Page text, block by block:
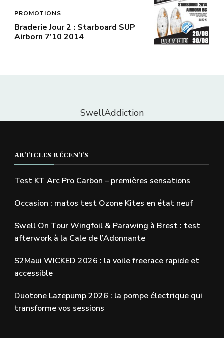
PROMOTIONS
Braderie Jour 2 : Starboard SUP
Airborn 7’10 2014
SwellAddiction
ARTICLES RÉCENTS
Test KT Arc Pro Carbon – premières sensations
Occasion : matos test Ozone Kites en état neuf
Swell On Tour Wingfoil & Parawing à Brest : test
afterwork à la Cale de l’Adonnante
S2Maui WICKED 2026 : la voile freerace rapide et
accessible
Duotone Lazepump 2026 : la pompe électrique qui
transforme vos sessions